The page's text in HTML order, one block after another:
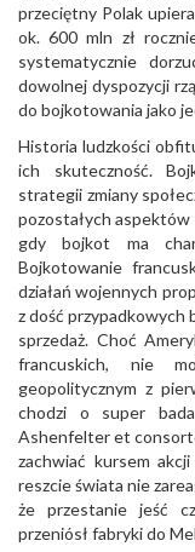
przeciętny Polak
ok. 600 mln zł
systematycznie
dowolnej dyspozycji
do bojkotowania jako
Historia ludzkości
ich skuteczność.
strategii zmiany
pozostałych
gdy bojkot ma
Bojkotowanie
działań wojennych
z dość przypadkowych
sprzedaż. Choć
francuskich, nie
geopolitycznym z
chodzi o super
Ashenfelter et
zachwiać kursem
reszcie świata nie
że przestanie jeść
przeniósł fabryki do